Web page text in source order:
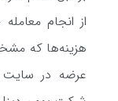
هزینه‌ها که
عرضه در